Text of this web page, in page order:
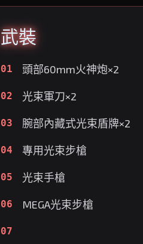
武裝
01 頭部60mm火神炮×2
02 光束軍刀×2
03 腕部內藏式光束盾牌×2
04 專用光束步槍
05 光束手槍
06 MEGA光束步槍
07